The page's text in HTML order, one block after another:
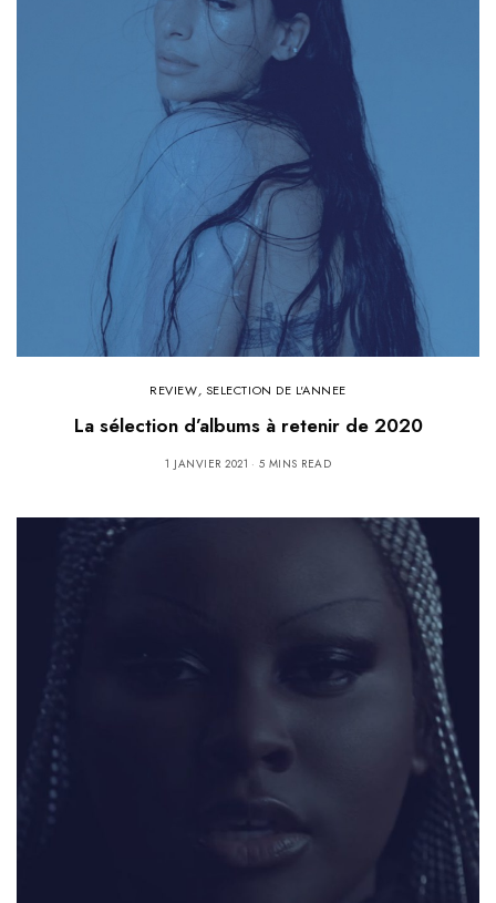
REVIEW, SELECTION DE L'ANNEE
La sélection d’albums à retenir de 2020
1 JANVIER 2021 5 MINS READ